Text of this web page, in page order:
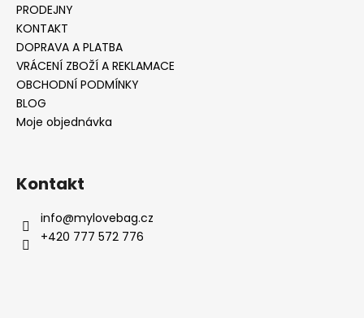
PRODEJNY
KONTAKT
DOPRAVA A PLATBA
VRÁCENÍ ZBOŽÍ A REKLAMACE
OBCHODNÍ PODMÍNKY
BLOG
Moje objednávka
Kontakt
info@mylovebag.cz
+420 777 572 776